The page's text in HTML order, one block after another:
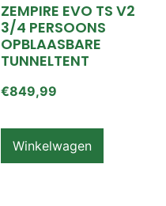
ZEMPIRE EVO TS V2
3/4 PERSOONS
OPBLAASBARE
TUNNELTENT
€849,99
Winkelwagen